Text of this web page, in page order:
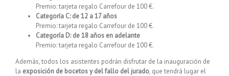
Premio: tarjeta regalo Carrefour de 100 €.
Categoría C: de 12 a 17 años
Premio: tarjeta regalo Carrefour de 100 €.
Categoría D: de 18 años en adelante
Premio: tarjeta regalo Carrefour de 100 €.
Además, todos los asistentes podrán disfrutar de la inauguración de
la exposición de bocetos y del fallo del jurado, que tendrá lugar el